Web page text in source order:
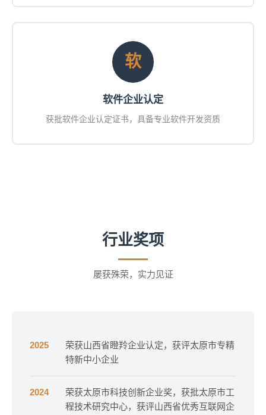
软
软件企业认定
获批软件企业认定证书，具备专业软件开发资质
行业奖项
屡获殊荣，实力见证
2025
荣获山西省瞪羚企业认定，获评太原市专精
特新中小企业
2024
荣获太原市科技创新企业奖，获批太原市工
程技术研究中心，获评山西省优秀互联网企